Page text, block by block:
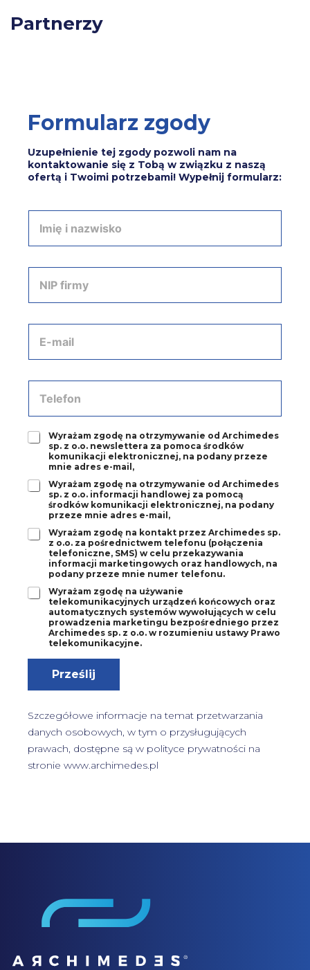
Partnerzy
Formularz zgody
Uzupełnienie tej zgody pozwoli nam na
kontaktowanie się z Tobą w związku z naszą
ofertą i Twoimi potrzebami! Wypełnij formularz:
i
i
w
k
P
i
*
r
s
a
i
l
f
*
Z
a
Wyrażam zgodę na otrzymywanie od Archimedes
sp. z o.o. newslettera za pomoca środków
komunikacji elektronicznej, na podany przeze
mnie adres e-mail,
Z
a
Wyrażam zgodę na otrzymywanie od Archimedes
sp. z o.o. informacji handlowej za pomocą
środków komunikacji elektronicznej, na podany
przeze mnie adres e-mail,
Z
a
3
Wyrażam zgodę na kontakt przez Archimedes sp.
z o.o. za pośrednictwem telefonu (połączenia
telefoniczne, SMS) w celu przekazywania
informacji marketingowych oraz handlowych, na
podany przeze mnie numer telefonu.
Z
4
Wyrażam zgodę na używanie
telekomunikacyjnych urządzeń końcowych oraz
automatycznych systemów wywołujących w celu
prowadzenia marketingu bezpośredniego przez
Archimedes sp. z o.o. w rozumieniu ustawy Prawo
telekomunikacyjne.
Prześlij
Szczegółowe informacje na temat przetwarzania
danych osobowych, w tym o przysługujących
prawach, dostępne są w polityce prywatności na
stronie www.archimedes.pl